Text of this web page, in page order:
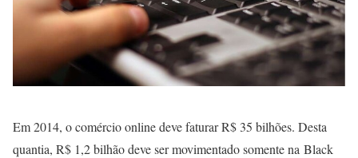
Em 2014, o comércio online deve faturar R$ 35 bilhões. Desta
quantia, R$ 1,2 bilhão deve ser movimentado somente na Black